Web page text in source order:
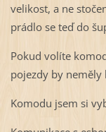
velikost, a ne
prádlo se teď do
Pokud volíte
pojezdy by neměly
Komodu jsem si